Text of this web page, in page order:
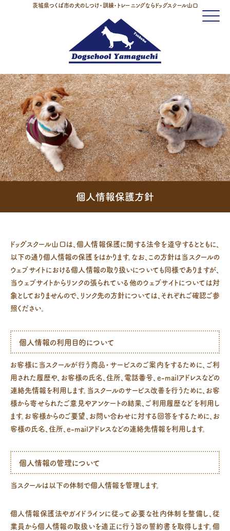
茨城県つくば市の犬のしつけ・訓練・トレーニングならドッグスクール山口
Click
個人情報保護方針
ドッグスクール山口は、個人情報保護に関する法令を遵守するとともに、
以下の通り個人情報の保護をはかります。なお、この方針は当スクールの
ウェブサイトにおける個人情報の取り扱いについても同様でありますが、
当ウェブサイトからリンクの張られている他のウェブサイトについては対
象としておりませんので、リンク先の方針については、それぞれご確認ご参
照ください。
個人情報の利用目的について
お客様に当スクールが行う商品・サービスのご案内をするために、ご利
用された履歴や、お客様の氏名、住所、電話番号、e-mailアドレスなどの
連絡先情報を利用します。当スクールのサービス改善を行うために、お客
様から寄せられたご意見やアンケートの結果、ご利用履歴などを利用し
ます。お客様からのご要望、お問い合わせに対する回答をするために、お
客様の氏名、住所、e-mailアドレスなどの連絡先情報を利用します。
個人情報の管理について
当スクールは以下の体制で個人情報を管理します。
個人情報保護法やガイドラインに従って必要な社内体制を整備し、従
業員から個人情報の取扱いを適正に行う旨の誓約書を取得します。個